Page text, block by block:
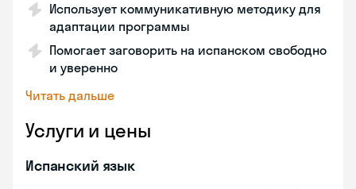
Использует коммуникативную методику для
адаптации программы
Помогает заговорить на испанском свободно
и уверенно
Читать дальше
Услуги и цены
Испанский язык